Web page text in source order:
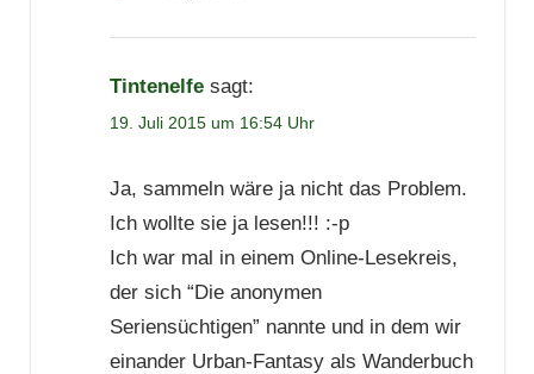
Tintenelfe sagt:
19. Juli 2015 um 16:54 Uhr
Ja, sammeln wäre ja nicht das Problem.
Ich wollte sie ja lesen!!! :-p
Ich war mal in einem Online-Lesekreis,
der sich “Die anonymen
Seriensüchtigen” nannte und in dem wir
einander Urban-Fantasy als Wanderbuch